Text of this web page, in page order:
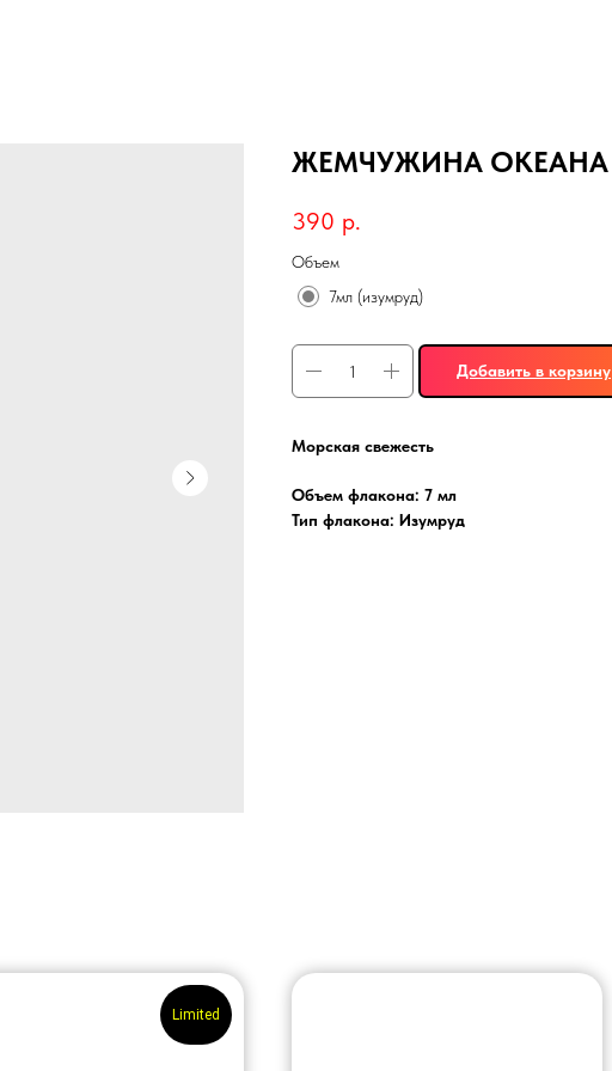
ЖЕМЧУЖИНА ОКЕАНА
390 р.
Объем
7мл (изумруд)
Добавить в корзину
Морская свежесть
Объем флакона: 7 мл
Тип флакона: Изумруд
Limited